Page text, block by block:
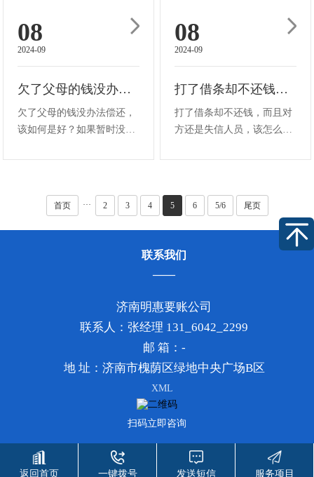
讲，它们并不具有真正的独
立法人资格。所以，当分支
机构遭遇诉···
事人双方的具体信息资料、
明确清晰的诉讼请求以及实
际发生的案件原因等等。紧
接着，把···
08
2024-09
欠了父母的钱没办法偿还，该如何是好
欠了父母的钱没办法偿还，
该如何是好？如果暂时没有
应该做的是和父母坦诚地沟
的经济难题以及具体且可行
的还款计划。从法律的角度
来讲，虽然亲属之间的借贷
08
2024-09
打了借条却不还钱，而且对方还是失信人员，该怎么办
打了借条却不还钱，而且对
方还是失信人员，该怎么
条却一直不归还欠款，并且
单的情况，您可以思考采取
如下措施：首先，我们提议
您尽可能通过平和、友善的
方式进行协···
首页 ··· 2 3 4 5 6 5/6 尾页
联系我们
济南明惠要账公司
联系人：张经理 131_6042_2299
邮 箱：-
地 址：济南市槐荫区绿地中央广场B区
XML
扫码立即咨询
Copyright © 2018-2026 www.mhzixun.com All Rights Reserved.
返回首页 一键拨号 发送短信 服务项目